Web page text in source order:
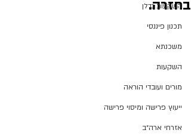
השקעות נדלן
תכנון פיננסי
משכנתא
השקעות
מורים ועובדי הוראה
ייעוץ פרישה ומיסוי פרישה
אזרחי ארה״ב
בחזרה.